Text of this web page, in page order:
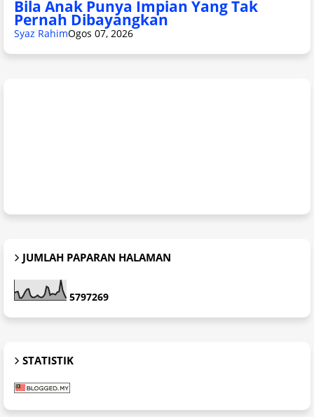
Bila Anak Punya Impian Yang Tak
Pernah Dibayangkan
Syaz RahimOgos 07, 2026
JUMLAH PAPARAN HALAMAN
5797269
STATISTIK